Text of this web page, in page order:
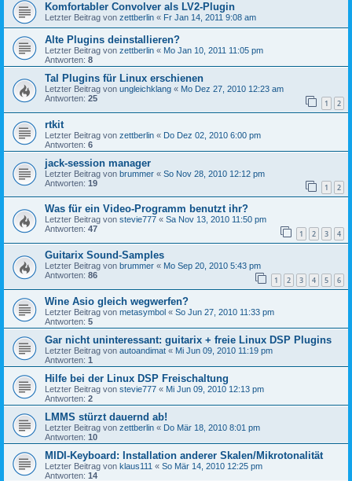
Komfortabler Convolver als LV2-Plugin
Letzter Beitrag von zettberlin « Fr Jan 14, 2011 9:08 am
Alte Plugins deinstallieren?
Letzter Beitrag von zettberlin « Mo Jan 10, 2011 11:05 pm
Antworten: 8
Tal Plugins für Linux erschienen
Letzter Beitrag von ungleichklang « Mo Dez 27, 2010 12:23 am
Antworten: 25 1 2
rtkit
Letzter Beitrag von zettberlin « Do Dez 02, 2010 6:00 pm
Antworten: 6
jack-session manager
Letzter Beitrag von brummer « So Nov 28, 2010 12:12 pm
Antworten: 19 1 2
Was für ein Video-Programm benutzt ihr?
Letzter Beitrag von stevie777 « Sa Nov 13, 2010 11:50 pm
Antworten: 47 1 2 3 4
Guitarix Sound-Samples
Letzter Beitrag von brummer « Mo Sep 20, 2010 5:43 pm
Antworten: 86 1 2 3 4 5 6
Wine Asio gleich wegwerfen?
Letzter Beitrag von metasymbol « So Jun 27, 2010 11:33 pm
Antworten: 5
Gar nicht uninteressant: guitarix + freie Linux DSP Plugins
Letzter Beitrag von autoandimat « Mi Jun 09, 2010 11:19 pm
Antworten: 1
Hilfe bei der Linux DSP Freischaltung
Letzter Beitrag von stevie777 « Mi Jun 09, 2010 12:13 pm
Antworten: 2
LMMS stürzt dauernd ab!
Letzter Beitrag von zettberlin « Do Mär 18, 2010 8:01 pm
Antworten: 10
MIDI-Keyboard: Installation anderer Skalen/Mikrotonalität
Letzter Beitrag von klaus111 « So Mär 14, 2010 12:25 pm
Antworten: 14